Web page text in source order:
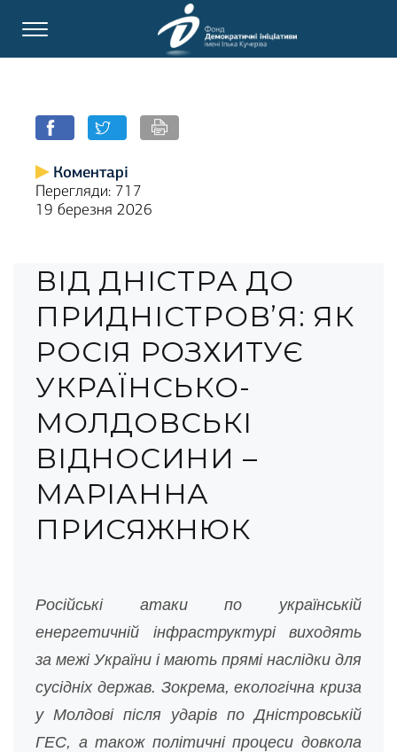
Коментарі
Перегляди: 717
19 березня 2026
ВІД ДНІСТРА ДО
ПРИДНІСТРОВ’Я: ЯК
РОСІЯ РОЗХИТУЄ
УКРАЇНСЬКО-
МОЛДОВСЬКІ
ВІДНОСИНИ –
МАРІАННА
ПРИСЯЖНЮК
Російські атаки по українській
енергетичній інфраструктурі виходять
за межі України і мають прямі наслідки для
сусідніх держав. Зокрема, екологічна криза
у Молдові після ударів по Дністровській
ГЕС, а також політичні процеси довкола